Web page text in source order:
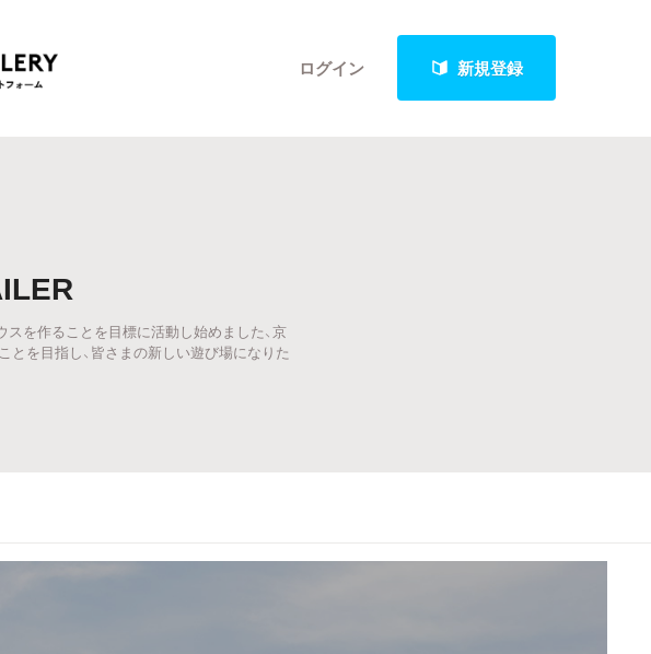
ログイン 新規登録
特集から探す 最新進捗報告から探す
スを作ることを目標に活動し始めました、京
を目指し、皆さまの新しい遊び場になりた